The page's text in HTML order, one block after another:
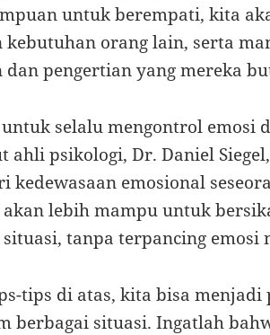
untuk berempati, kita
kebutuhan orang lain, serta
pengertian yang mereka
selalu mengontrol emosi
ahli psikologi, Dr. Daniel
kedewasaan emosional
lebih mampu untuk
tanpa terpancing emosi
tips di atas, kita bisa menjadi
berbagai situasi. Ingatlah